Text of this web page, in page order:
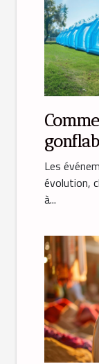
Les
évolution,
à...